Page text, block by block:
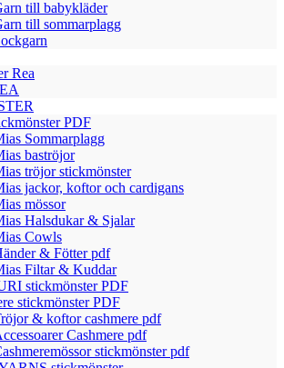
till babykläder
till sommarplagg
Rea
PDF
Sommarplagg
baströjor
tröjor stickmönster
jackor, koftor och cardigans
mössor
Halsdukar & Sjalar
Cowls
& Fötter pdf
Filtar & Kuddar
stickmönster PDF
stickmönster PDF
& koftor cashmere pdf
Cashmere pdf
stickmönster pdf